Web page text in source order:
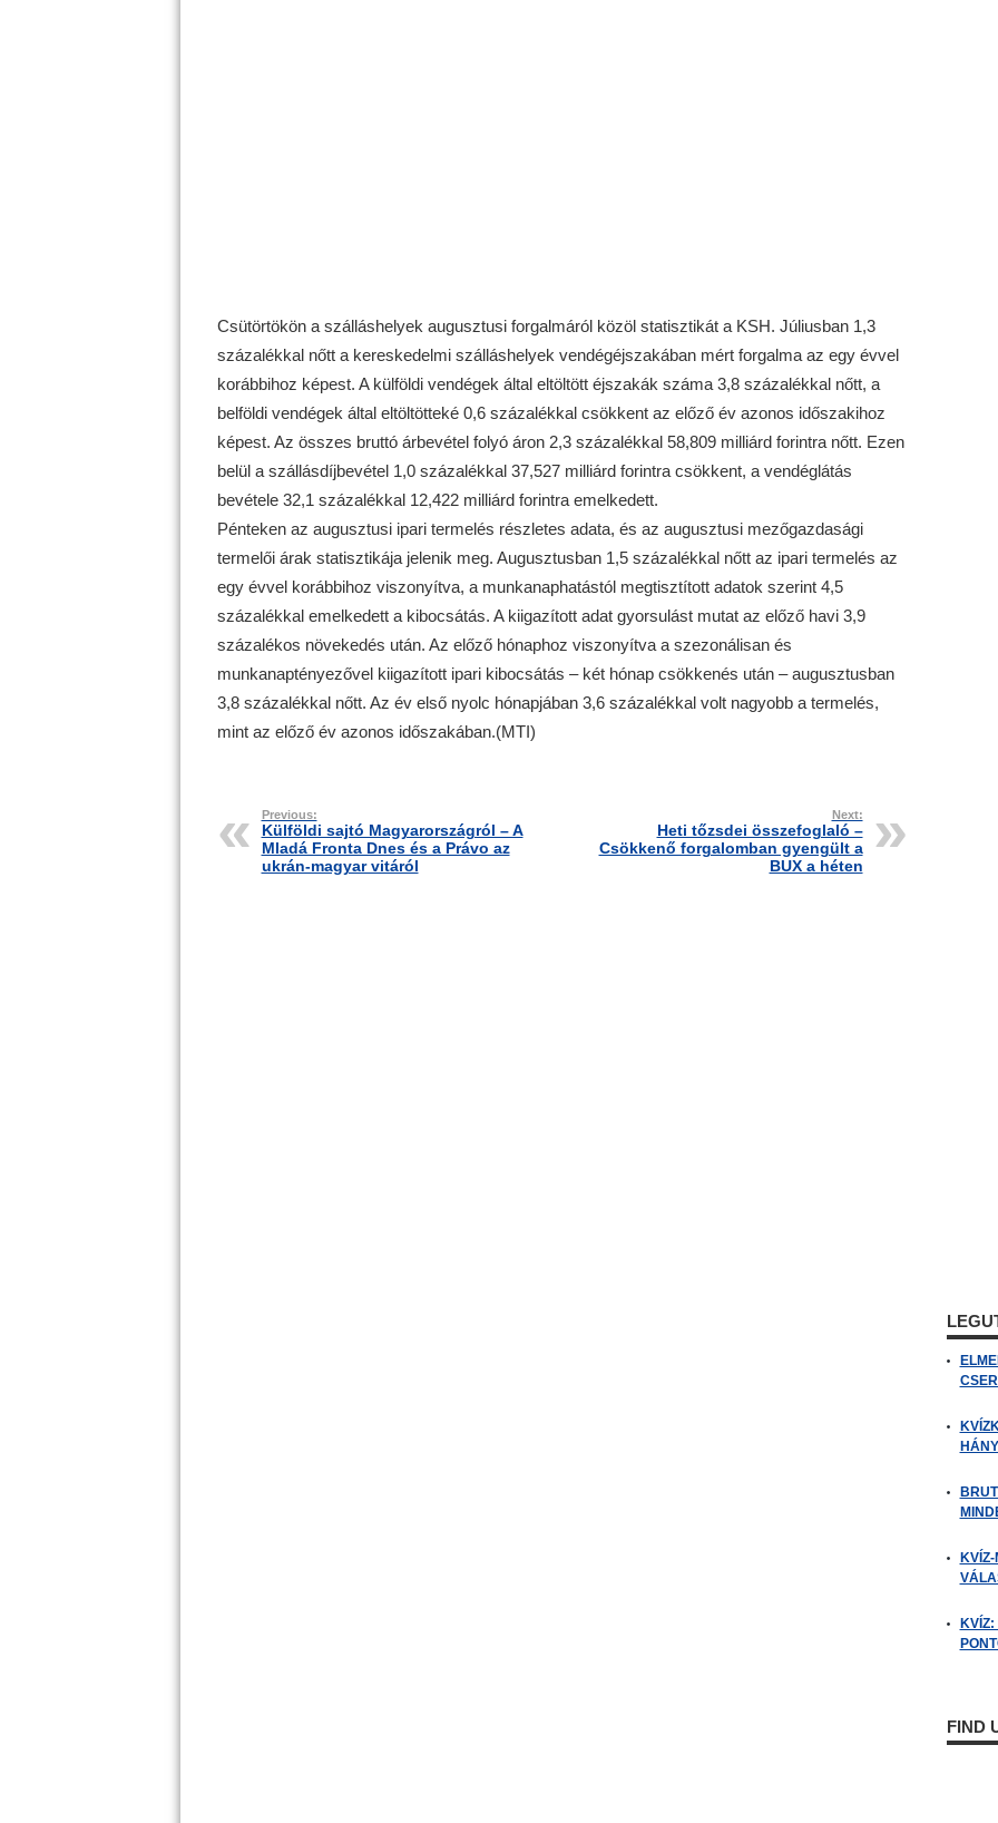
Csütörtökön a szálláshelyek augusztusi forgalmáról közöl statisztikát a KSH. Júliusban 1,3
százalékkal nőtt a kereskedelmi szálláshelyek vendégéjszakában mért forgalma az egy évvel
korábbihoz képest. A külföldi vendégek által eltöltött éjszakák száma 3,8 százalékkal nőtt, a
belföldi vendégek által eltöltötteké 0,6 százalékkal csökkent az előző év azonos időszakihoz
képest. Az összes bruttó árbevétel folyó áron 2,3 százalékkal 58,809 milliárd forintra nőtt. Ezen
belül a szállásdíjbevétel 1,0 százalékkal 37,527 milliárd forintra csökkent, a vendéglátás
bevétele 32,1 százalékkal 12,422 milliárd forintra emelkedett.
Pénteken az augusztusi ipari termelés részletes adata, és az augusztusi mezőgazdasági
termelői árak statisztikája jelenik meg. Augusztusban 1,5 százalékkal nőtt az ipari termelés az
egy évvel korábbihoz viszonyítva, a munkanaphatástól megtisztított adatok szerint 4,5
százalékkal emelkedett a kibocsátás. A kiigazított adat gyorsulást mutat az előző havi 3,9
százalékos növekedés után. Az előző hónaphoz viszonyítva a szezonálisan és
munkanaptényezővel kiigazított ipari kibocsátás – két hónap csökkenés után – augusztusban
3,8 százalékkal nőtt. Az év első nyolc hónapjában 3,6 százalékkal volt nagyobb a termelés,
mint az előző év azonos időszakában.(MTI)
Previous:
Külföldi sajtó Magyarországról – A
Mladá Fronta Dnes és a Právo az
ukrán-magyar vitáról
Next:
Heti tőzsdei összefoglaló –
Csökkenő forgalomban gyengült a
BUX a héten
FIND